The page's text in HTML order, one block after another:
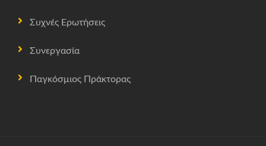
Συχνές Ερωτήσεις
Συνεργασία
Παγκόσμιος Πράκτορας